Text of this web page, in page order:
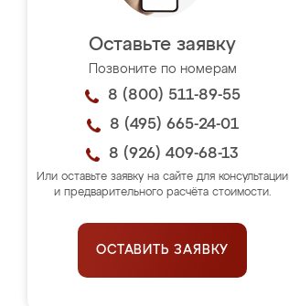
Оставьте заявку
Позвоните по номерам
8 (800) 511-89-55
8 (495) 665-24-01
8 (926) 409-68-13
Или оставьте заявку на сайте для консультации
и предварительного расчёта стоимости.
ОСТАВИТЬ ЗАЯВКУ